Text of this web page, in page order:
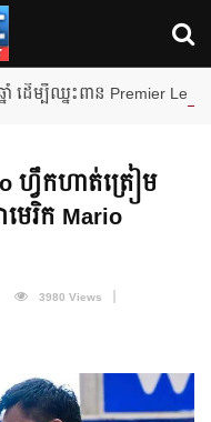
ម្បីឈ្នះពាន Premier League
ហ្វឹកហាត់ត្រៀម
េរិក Mario
3980 Views